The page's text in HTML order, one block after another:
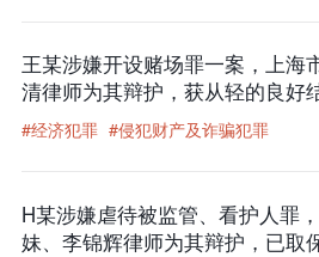
王某涉嫌开设赌场罪一案，上海
清律师为其辩护，获从轻的良好
#经济犯罪 #侵犯财产及诈骗犯罪
H某涉嫌虐待被监管、看护人罪
妹、李锦辉律师为其辩护，已取